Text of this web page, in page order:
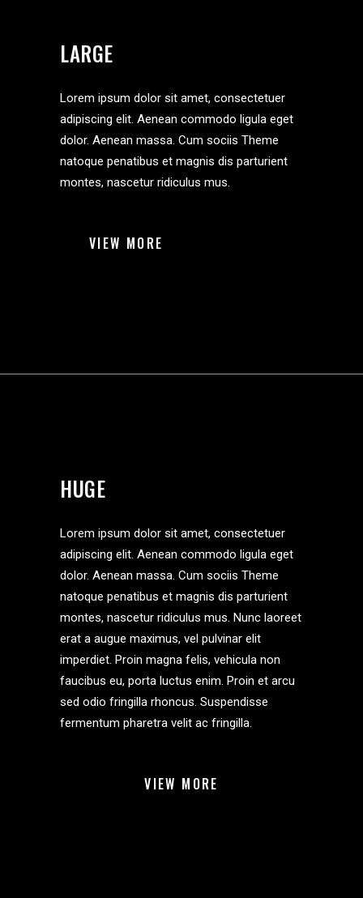
LARGE
Lorem ipsum dolor sit amet, consectetuer
adipiscing elit. Aenean commodo ligula eget
dolor. Aenean massa. Cum sociis Theme
natoque penatibus et magnis dis parturient
montes, nascetur ridiculus mus.
VIEW MORE
HUGE
Lorem ipsum dolor sit amet, consectetuer
adipiscing elit. Aenean commodo ligula eget
dolor. Aenean massa. Cum sociis Theme
natoque penatibus et magnis dis parturient
montes, nascetur ridiculus mus. Nunc laoreet
erat a augue maximus, vel pulvinar elit
imperdiet. Proin magna felis, vehicula non
faucibus eu, porta luctus enim. Proin et arcu
sed odio fringilla rhoncus. Suspendisse
fermentum pharetra velit ac fringilla.
VIEW MORE